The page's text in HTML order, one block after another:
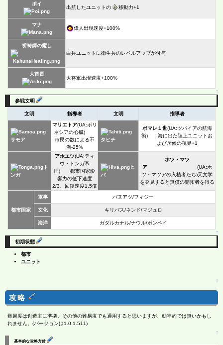
ポイ
出航したユニットの 移動力+1
マナ
偉人出現速度+100%
祈祷師の癒し
白兵ユニットに衛生兵のレベルアップが付与
大首長
大将軍出現速度+100%
↑
参戦文明
文明 指導者 文明 指導者
サモア
マリエトア(UA:ポリ
ネシアの心臓)
市民の数による不
満-25%
タヒチ
ポマレ１世(UA:ツパイアの航海
術) 海に出た陸上ユニットお
よび斥候の視界+1
ト
ンガ
アホエツ(UA:ティ
ウ・トンガ帝
国) 都市国家影
響力の低下速度
2/3、回復速度1.5倍
ヒ
バ
ホツ・マツ
ア(UA:ホ
ツ・マツアの入植者たち)天文学
を発見すると無償の開拓者を得る
都市国家
軍事 バヌアツ/フィジー
文化 キリバス/ネンド/マジュロ
海洋 ガダルカナル/ナウル/ポンペイ
↑
初期状態
都市
ユニット
↑
攻略
難易度は創造主に準拠。その他の難易度でも通用すると思いますが、効率的では無いかもし
れません。(バージョンは1.0.1.511)
↑
基本的な攻略方針